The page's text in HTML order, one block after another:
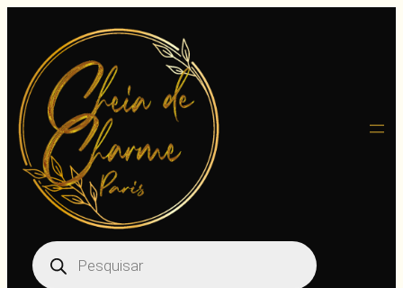
conteúdo
Pesquisar
produtos